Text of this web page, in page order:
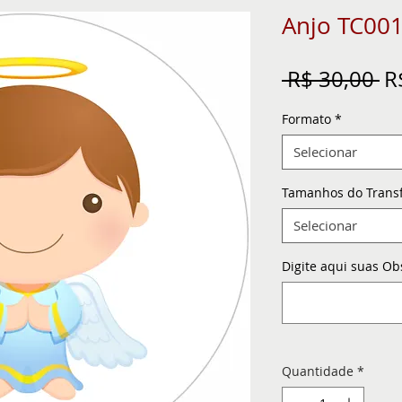
Anjo
R$ 30,00
Formato *
Selecionar
Tamanhos do
Selecionar
Digite aqui suas
Quantidade *